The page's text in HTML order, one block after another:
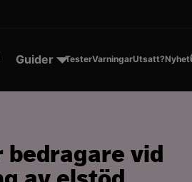
Guider TesterVarningarUtsatt?
bedragare vid